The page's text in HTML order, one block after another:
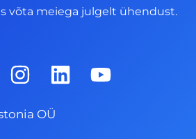
võta meiega julgelt ühendust.
I
n
s
t
L
i
Y
o
OÜ